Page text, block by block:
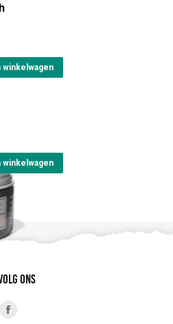
winkelwagen
winkelwagen
ons
Vind ons op:
Facebook